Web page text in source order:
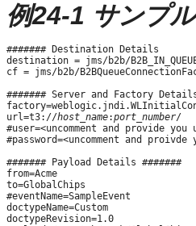
例24-1 サンプ
####### Destination Details
destination = jms/b2b/
cf = jms/b2b/
####### Server and Factory
url=t3://host_name:port_number/
#user=<uncomment and provide you
#password=<uncomment and
####### Payload Details #######
from=Acme
to=GlobalChips
#eventName=SampleEvent
doctypeName=Custom
doctypeRevision=1.0